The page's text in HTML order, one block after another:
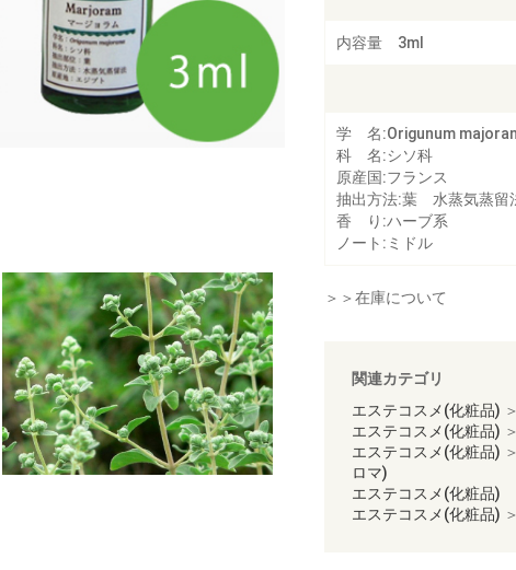
内容量 3ml
学 名:Origunum
科 名:シソ科
原産国:フランス
抽出方法:葉 水蒸気蒸留
香 り:ハーブ系
ノート:ミドル
＞＞在庫について
関連カテゴリ
エステコスメ(化粧品) ＞
エステコスメ(化粧品) ＞
エステコスメ(化粧品) ＞
ロマ)
エステコスメ(化粧品)
エステコスメ(化粧品) ＞